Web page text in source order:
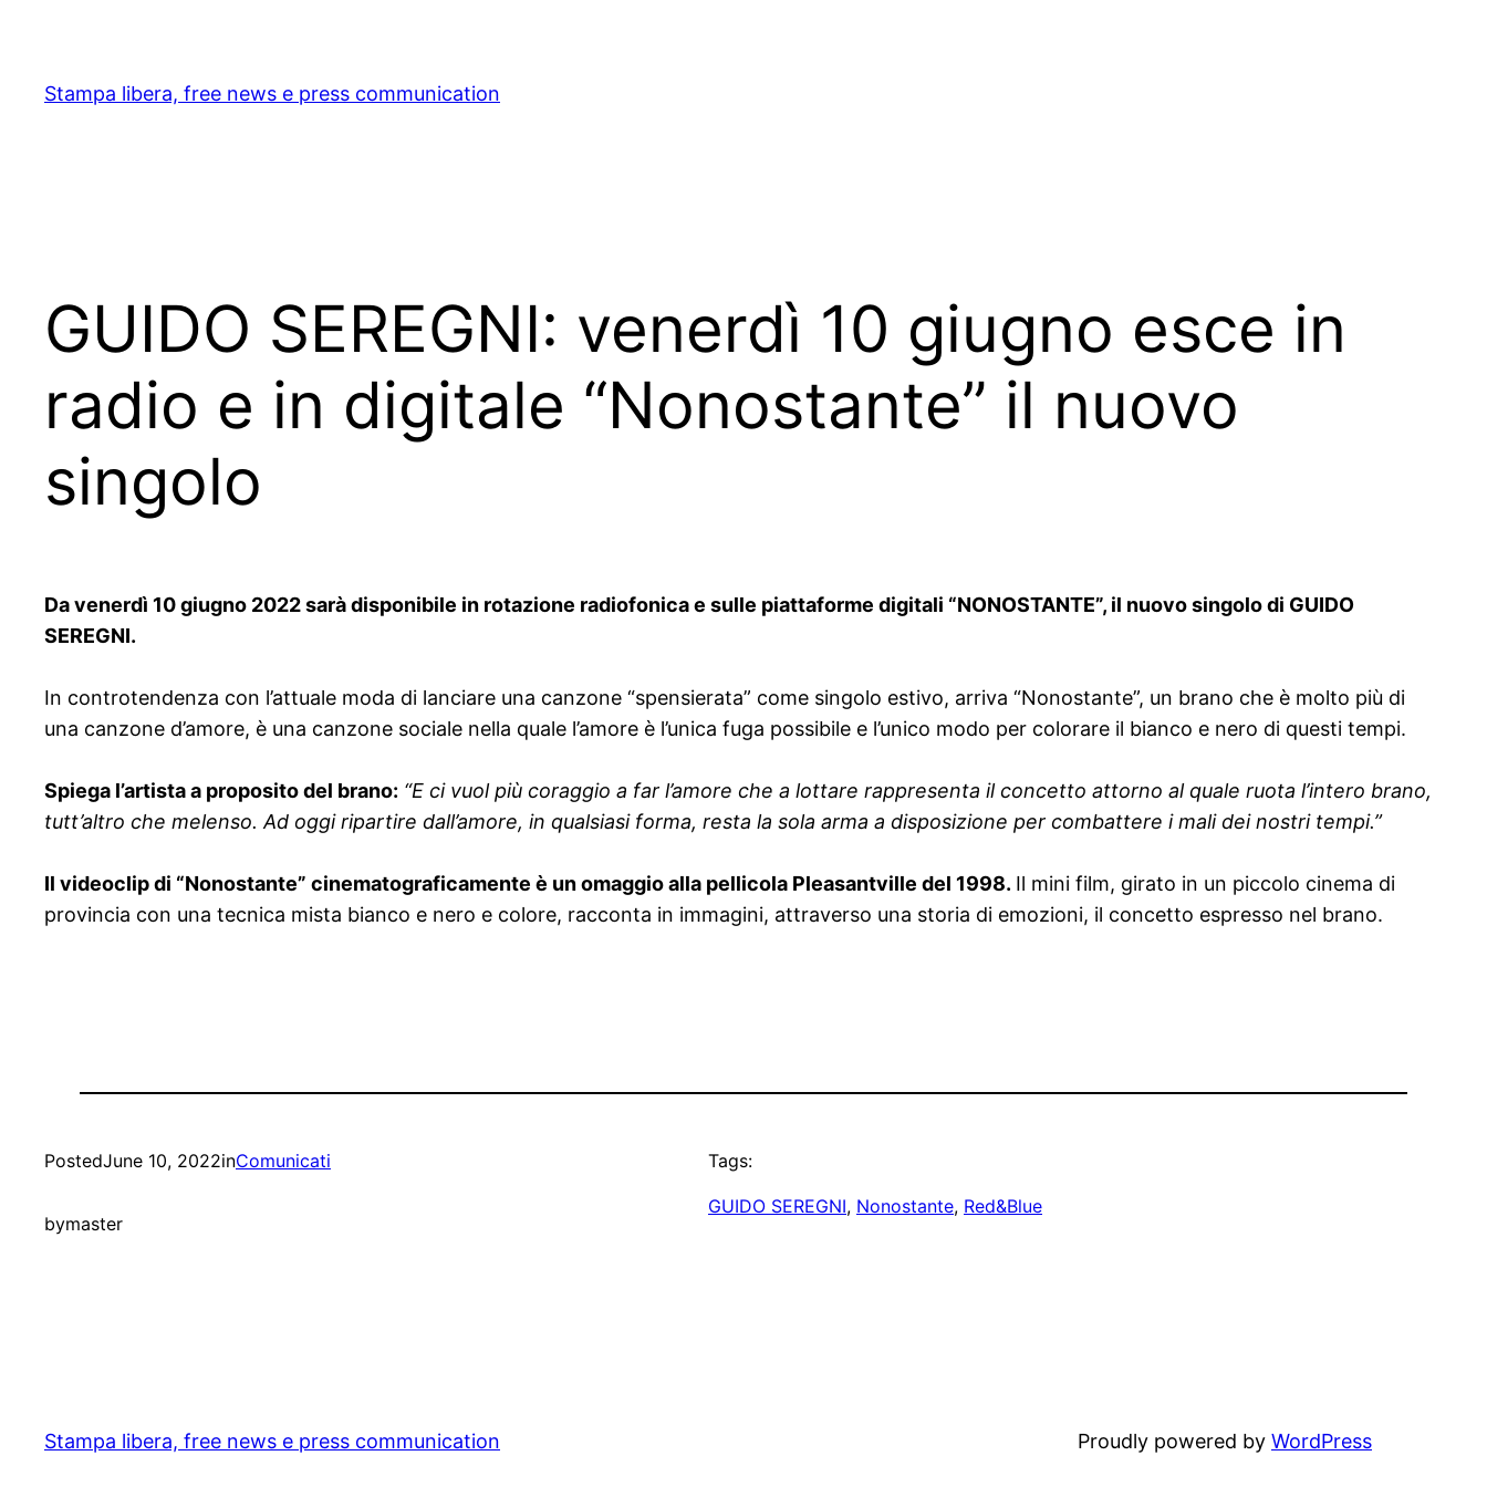
content
Stampa libera, free news e press communication
GUIDO SEREGNI: venerdì 10 giugno esce in
radio e in digitale “Nonostante” il nuovo
singolo
Davenerdì 10 giugno 2022sarà disponibile in rotazione radiofonica e sulle piattaforme digitali “NONOSTANTE”, il nuovo singolo di GUIDO
SEREGNI.
In controtendenza con l’attuale moda di lanciare una canzone “spensierata” come singolo estivo, arriva “Nonostante”, un brano che è molto più di
una canzone d’amore, è una canzone sociale nella quale l’amore è l’unica fuga possibile e l’unico modo per colorare il bianco e nero di questi tempi.
Spiega l’artista a proposito del brano: “E ci vuol più coraggio a far l’amore che a lottare rappresenta il concetto attorno al quale ruota l’intero brano,
tutt’altro che melenso. Ad oggi ripartire dall’amore, in qualsiasi forma, resta la sola arma a disposizione per combattere i mali dei nostri tempi.”
Il videoclip di “Nonostante” cinematograficamente è un omaggio alla pellicola Pleasantville del 1998. Il mini film, girato in un piccolo cinema di
provincia con una tecnica mista bianco e nero e colore, racconta in immagini, attraverso una storia di emozioni, il concetto espresso nel brano.
PostedJune 10, 2022inComunicati
bymaster
Tags:
GUIDO SEREGNI, Nonostante, Red&Blue
Stampa libera, free news e press communication Proudly powered by WordPress